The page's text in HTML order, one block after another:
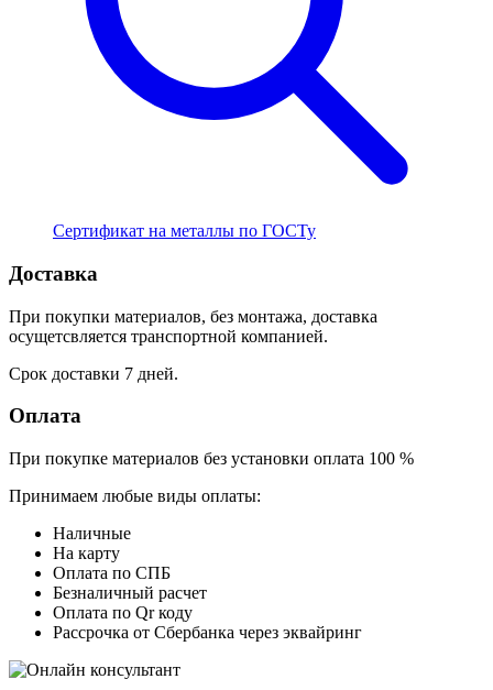
Сертификат на металлы по ГОСТу
Доставка
При покупки материалов, без монтажа, доставка
осущетсвляется транспортной компанией.
Срок доставки 7 дней.
Оплата
При покупке материалов без установки оплата 100 %
Принимаем любые виды оплаты:
Наличные
На карту
Оплата по СПБ
Безналичный расчет
Оплата по Qr коду
Рассрочка от Сбербанка через эквайринг